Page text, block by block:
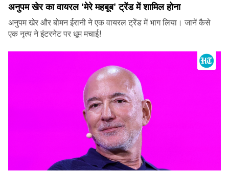
अनुपम खेर का वायरल 'मेरे महबूब' ट्रेंड में शामिल होना
अनुपम खेर और बोमन ईरानी ने एक वायरल ट्रेंड में भाग लिया। जानें कैसे
एक नृत्य ने इंटरनेट पर धूम मचाई!